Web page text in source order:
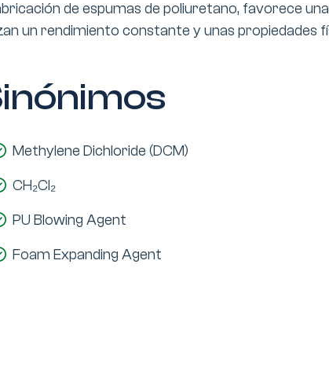
de espumas de poliuretano, favorece
un rendimiento constante y unas propiedades
Methylene Dichloride (DCM)
CH₂Cl₂
PU Blowing Agent
Foam Expanding Agent